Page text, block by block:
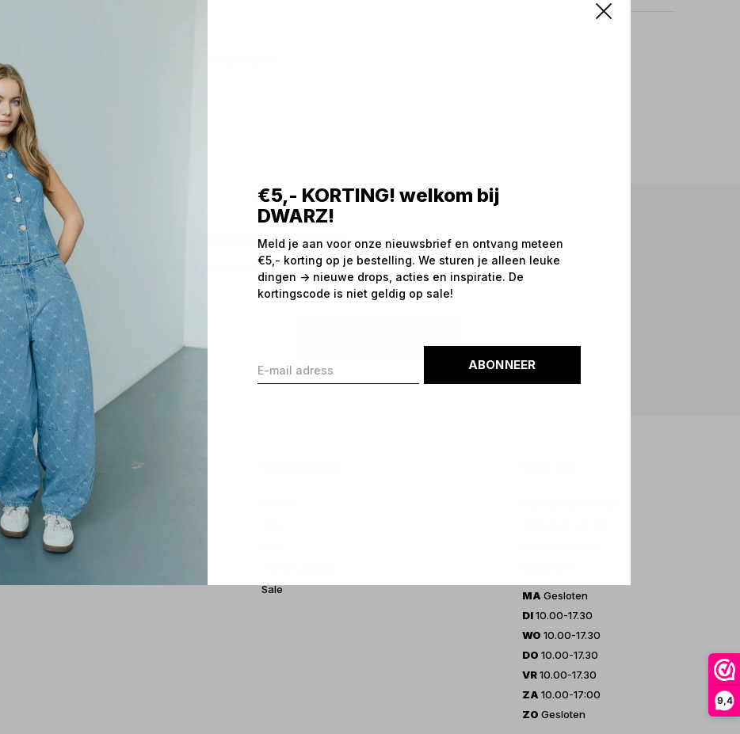
9,4
€5,- KORTING! welkom bij
DWARZ!
Meld je aan voor onze nieuwsbrief en ontvang meteen
€5,- korting op je bestelling. We sturen je alleen leuke
dingen -> nieuwe drops, acties en inspiratie. De
kortingscode is niet geldig op sale!
ABONNEER
Meld je aan voor onze nieuwsbrief
Ontvang de nieuwste aanbiedingen en promoties
Mijn account
Registreren
Mijn bestellingen
Mijn tickets
Sale
MA Gesloten
DI10.00-17.30
WO 10.00-17.30
DO 10.00-17.30
VR10.00-17.30
ZA 10.00-17:00
ZO Gesloten